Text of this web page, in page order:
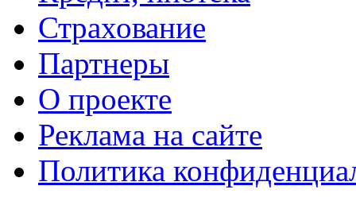
Страхование
Партнеры
O проекте
Реклама на сайте
Политика